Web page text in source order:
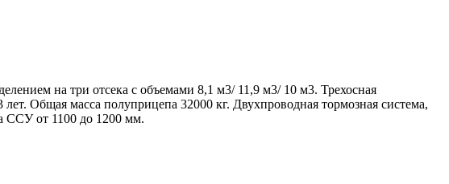
на три отсека с объемами 8,1 м3/ 11,9 м3/ 10 м3. Трехосная
Общая масса полуприцепа 32000 кг. Двухпроводная тормозная система,
ССУ от 1100 до 1200 мм.